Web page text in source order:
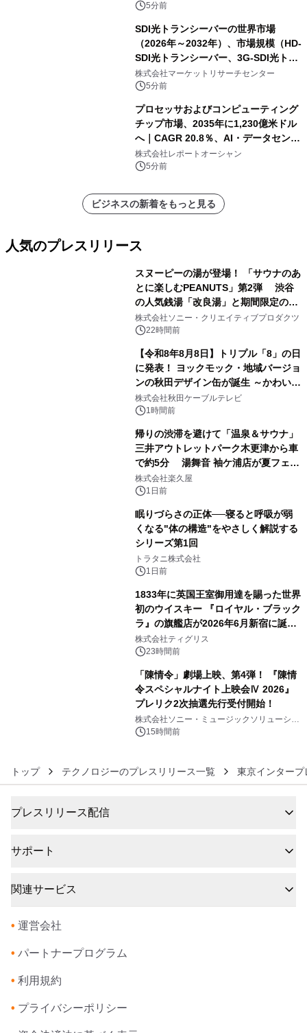
5分前
SDI光トランシーバーの世界市場
（2026年～2032年）、市場規模（HD-
SDI光トランシーバー、3G-SDI光トラ
ンシーバー、その他）・分析レポート
を発表
株式会社マーケットリサーチセンター
5分前
プロセッサおよびコンピューティング
チップ市場、2035年に1,230億米ドル
へ｜CAGR 20.8％、AI・データセンタ
ー需要が成長を牽引
株式会社レポートオーシャン
5分前
ビジネスの新着をもっと見る
人気のプレスリリース
スヌーピーの湯が登場！ 「サウナのあ
とに楽しむPEANUTS」第2弾 渋谷
の人気銭湯「改良湯」と期間限定のコ
ラボレーション サウナイキタイコラ
ボグッズも発売決定！
株式会社ソニー・クリエイティブプロダクツ
22時間前
【令和8年8月8日】トリプル「8」の日
に発表！ ヨックモック・地域バージョ
ンの秋田デザイン缶が誕生 ～かわいい
秋田犬の子犬と秋田の四季と名所を巡
るパッケージ～ 9月1日(火)秋田県内で
販売開始
株式会社秋田ケーブルテレビ
1時間前
帰りの渋滞を避けて「温泉＆サウナ」
三井アウトレットパーク木更津から車
で約5分 湯舞音 袖ケ浦店が夏フェア
メニューを提供
株式会社楽久屋
1日前
眠りづらさの正体──寝ると呼吸が弱
くなる"体の構造"をやさしく解説する
シリーズ第1回
トラタニ株式会社
1日前
1833年に英国王室御用達を賜った世界
初のウイスキー 『ロイヤル・ブラック
ラ』の旗艦店が2026年6月新宿に誕
生 バカルディ ジャパンと連携した
没入型バー「BAR Arca」
株式会社ティグリス
23時間前
「陳情令」劇場上映、第4弾！ 『陳情
令スペシャルナイト上映会Ⅳ 2026』
プレリク2次抽選先行受付開始！
株式会社ソニー・ミュージックソリューショ
ンズ15時間前
トップ テクノロジーのプレスリリース一覧 東京インター
プレスリリース配信
サポート
関連サービス
• 運営会社
• パートナープログラム
• 利用規約
• プライバシーポリシー